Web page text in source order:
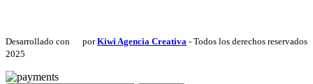
Desarrollado con porKiwi Agencia Creativa - Todos los derechos reservados
2025